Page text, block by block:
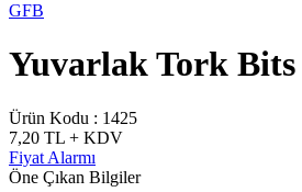
GFB
Yuvarlak Tork Bits
Ürün Kodu : 1425
7,20 TL + KDV
Fiyat Alarmı
Öne Çıkan Bilgiler